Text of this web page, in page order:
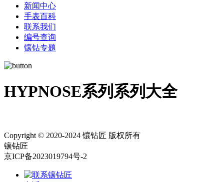
新闻中心
手表百科
联系我们
编号查询
镶钻专题
HYPNOSE系列系列大全
Copyright © 2020-2024 镶钻匠 版权所有
镶钻匠
京ICP备2023019794号-2